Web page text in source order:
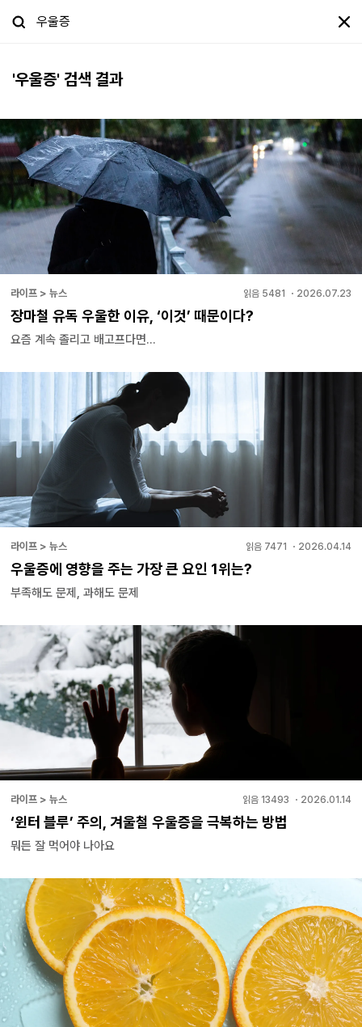
'우울증' 검색 결과
라이프 > 뉴스 읽음 5481 ・ 2026.07.23
장마철 유독 우울한 이유, ‘이것’ 때문이다?
요즘 계속 졸리고 배고프다면...
라이프 > 뉴스 읽음 7471 ・ 2026.04.14
우울증에 영향을 주는 가장 큰 요인 1위는?
부족해도 문제, 과해도 문제
라이프 > 뉴스 읽음 13493 ・ 2026.01.14
‘윈터 블루’ 주의, 겨울철 우울증을 극복하는 방법
뭐든 잘 먹어야 나아요